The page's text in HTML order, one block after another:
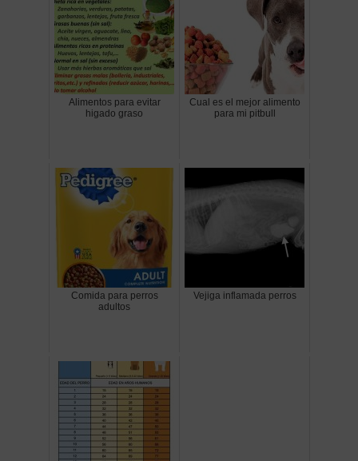
Alimentos para evitar
higado graso
Cual es el mejor alimento
para mi pitbull
Comida para perros
adultos
Vejiga inflamada perros